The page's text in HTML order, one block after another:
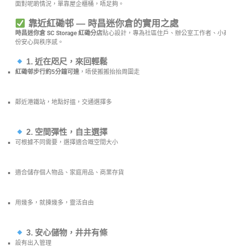
面對呢啲情況，單靠屋企櫃桶，唔足夠。
靠近紅磡邨 — 時昌迷你倉的實用之處
時昌迷你倉 SC Storage 紅磡分店貼心設計，專為社區住戶、辦公室工作者、
份安心與秩序感。
1. 近在咫尺，來回輕鬆
紅磡邨步行約5分鐘可達 ，唔使搬搬抬抬周圍走
鄰近港鐵站，地點好搵，交通選擇多
2. 空間彈性，自主選擇
可根據不同需要，選擇適合嘅空間大小
適合儲存個人物品、家庭用品、商業存貨
用幾多，就揀幾多，靈活自由
3. 安心儲物，井井有條
設有出入管理